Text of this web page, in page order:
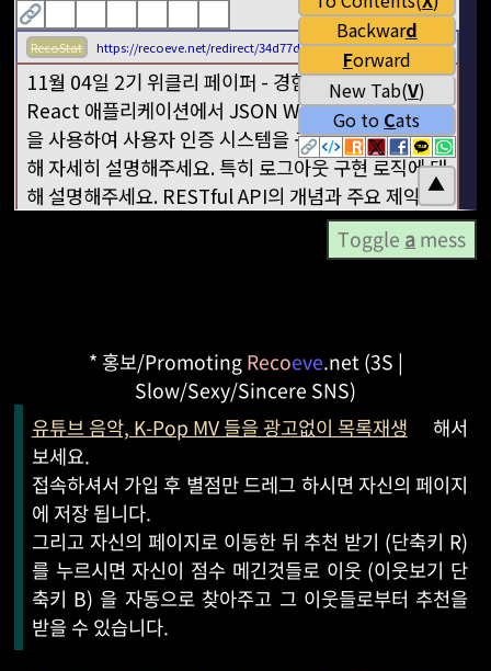
Toggle amess
* 홍보/PromotingRecoeve.net (3S |
Slow/Sexy/Sincere SNS)
유튜브 음악, K-Pop MV 들을 광고없이 목록재생 해서
보세요.
접속하셔서 가입 후 별점만 드레그 하시면 자신의 페이지
에 저장 됩니다.
그리고 자신의 페이지로 이동한 뒤 추천 받기 (단축키 R)
를 누르시면 자신이 점수 메긴것들로 이웃 (이웃보기 단
축키 B) 을 자동으로 찾아주고 그 이웃들로부터 추천을
받을 수 있습니다.